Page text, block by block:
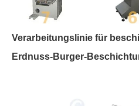
Verarbeitungslinie für
Erdnuss-Burger-